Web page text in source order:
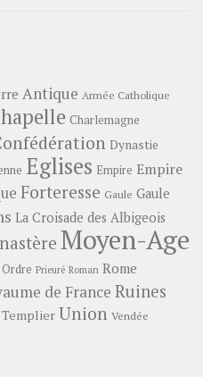
Antique Armée Catholique
Charlemagne
Dynastie
Eglises Empire Empire
Forteresse Gaule Gaule
La Croisade des Albigeois
Moyen-Age
Ordre Prieuré Roman Rome
de France Ruines
Templier Union Vendée